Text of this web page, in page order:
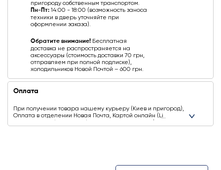
пригороду собственным транспортом.
Пн-Пт: 14:00 - 18:00 (возможность заноса
техники в дверь уточняйте при
оформлении заказа).
Обратите внимание! Бесплатная
доставка не распространяется на
аксессуары (стоимость доставки 70 грн,
отправляем при полной подписке),
холодильников Новой Почтой – 600 грн.
Оплата
При получении товара нашему курьеру (Киев и пригород),
Оплата в отделении Новая Почта, Картой онлайн (Liqpay,